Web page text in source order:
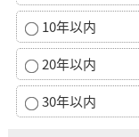
10年以内
20年以内
30年以内